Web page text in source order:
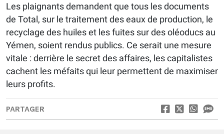
Les plaignants demandent que tous les documents
de Total, sur le traitement des eaux de production, le
recyclage des huiles et les fuites sur des oléoducs au
Yémen, soient rendus publics. Ce serait une mesure
vitale : derrière le secret des affaires, les capitalistes
cachent les méfaits qui leur permettent de maximiser
leurs profits.
PARTAGER